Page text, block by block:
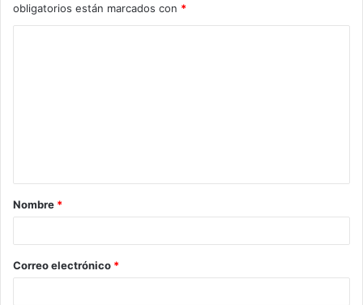
obligatorios están marcados con *
a
r
*
Nombre *
Correo electrónico *